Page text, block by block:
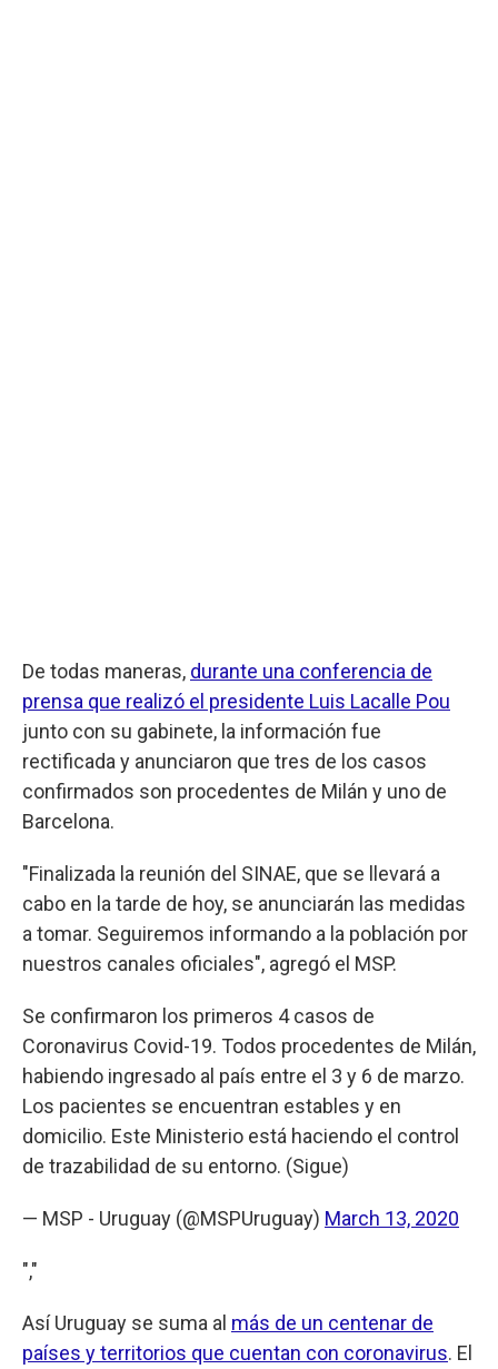
De todas maneras, durante una conferencia de
prensa que realizó el presidente Luis Lacalle Pou
junto con su gabinete, la información fue
rectificada y anunciaron que tres de los casos
confirmados son procedentes de Milán y uno de
Barcelona.
"Finalizada la reunión del SINAE, que se llevará a
cabo en la tarde de hoy, se anunciarán las medidas
a tomar. Seguiremos informando a la población por
nuestros canales oficiales", agregó el MSP.
Se confirmaron los primeros 4 casos de
Coronavirus Covid-19. Todos procedentes de Milán,
habiendo ingresado al país entre el 3 y 6 de marzo.
Los pacientes se encuentran estables y en
domicilio. Este Ministerio está haciendo el control
de trazabilidad de su entorno. (Sigue)
— MSP - Uruguay (@MSPUruguay) March 13, 2020
","
Así Uruguay se suma al más de un centenar de
países y territorios que cuentan con coronavirus. El